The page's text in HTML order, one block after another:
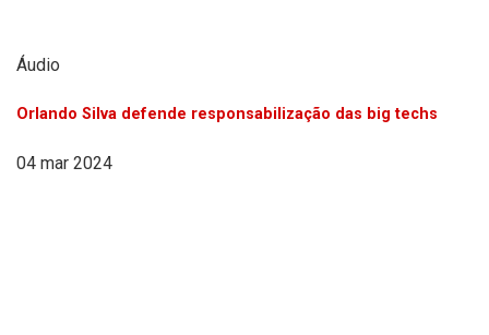
Áudio
Orlando Silva defende responsabilização das big techs
04 mar 2024